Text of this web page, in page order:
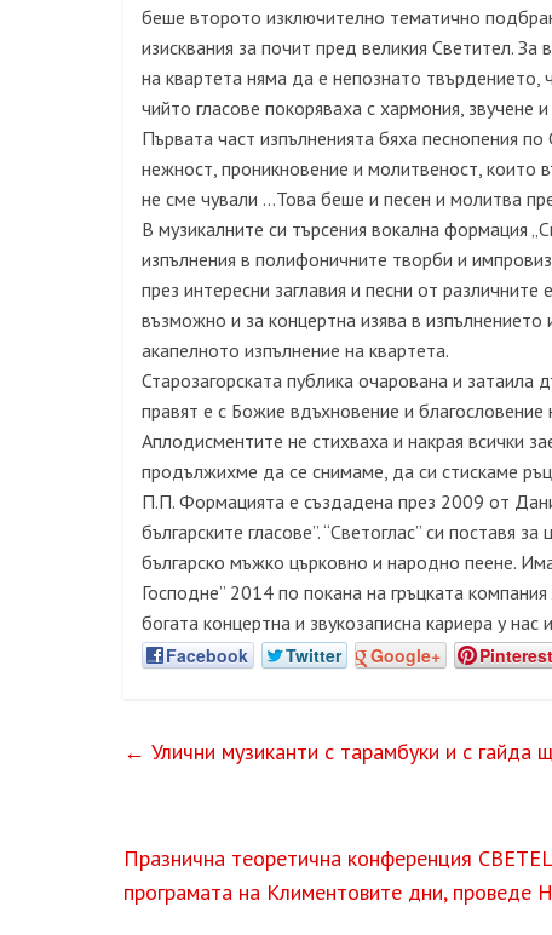
беше второто изключително тематично
изисквания за почит пред великия Светител.
на квартета няма да е непознато твърдението,
чийто гласове покоряваха с хармония, звучене
Първата част изпълненията бяха песнопения
нежност, проникновение и молитвеност, които
не сме чували …Това беше и песен и молитва
В музикалните си търсения вокална формация
изпълнения в полифоничните творби и
през интересни заглавия и песни от
възможно и за концертна изява в
акапелното изпълнение на квартета.
Старозагорската публика очарована и затаила
правят е с Божие вдъхновение и
Аплодисментите не стихваха и накрая всички
продължихме да се снимаме, да си стискаме
П.П. Формацията е създадена през 2009 от
българските гласове”. “Светоглас” си поставя
българско мъжко църковно и народно пеене.
Господне” 2014 по покана на гръцката
богата концертна и звукозаписна кариера у нас
Facebook
Twitter Google+ Pinterest
← Улични музиканти с тарамбуки и с
Празнична теоретична конференция
програмата на Климентовите дни, проведе